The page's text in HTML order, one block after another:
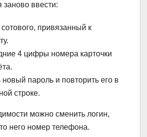
заново ввести:
привязанный к
4 цифры номера карточки
новый пароль и повторить его в
строке.
можно сменить логин,
него номер телефона.